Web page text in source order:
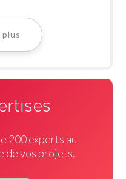
plus
200 experts au
de vos projets.